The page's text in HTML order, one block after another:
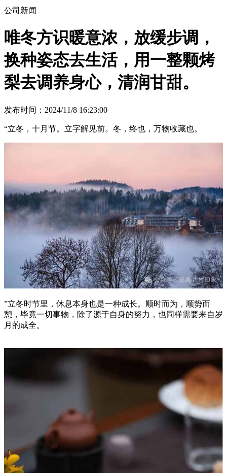
公司新闻
唯冬方识暖意浓，放缓步调，
换种姿态去生活，用一整颗烤
梨去调养身心，清润甘甜。
发布时间：2024/11/8 16:23:00
“立冬，十月节。立字解见前。冬，终也，万物收藏也。
”立冬时节里，休息本身也是一种成长。顺时而为，顺势而
憩，毕竟一切事物，除了源于自身的努力，也同样需要来自岁
月的成全。